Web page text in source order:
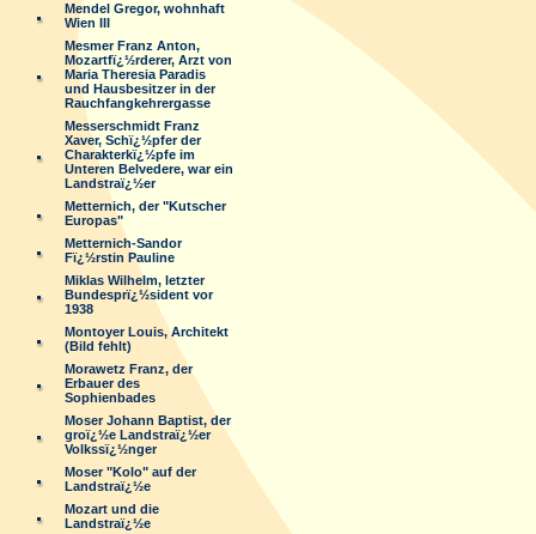
Mendel Gregor, wohnhaft
Wien III
Mesmer Franz Anton,
Mozartfï¿½rderer, Arzt von
Maria Theresia Paradis
und Hausbesitzer in der
Rauchfangkehrergasse
Messerschmidt Franz
Xaver, Schï¿½pfer der
Charakterkï¿½pfe im
Unteren Belvedere, war ein
Landstraï¿½er
Metternich, der "Kutscher
Europas"
Metternich-Sandor
Fï¿½rstin Pauline
Miklas Wilhelm, letzter
Bundesprï¿½sident vor
1938
Montoyer Louis, Architekt
(Bild fehlt)
Morawetz Franz, der
Erbauer des
Sophienbades
Moser Johann Baptist, der
groï¿½e Landstraï¿½er
Volkssï¿½nger
Moser "Kolo" auf der
Landstraï¿½e
Mozart und die
Landstraï¿½e